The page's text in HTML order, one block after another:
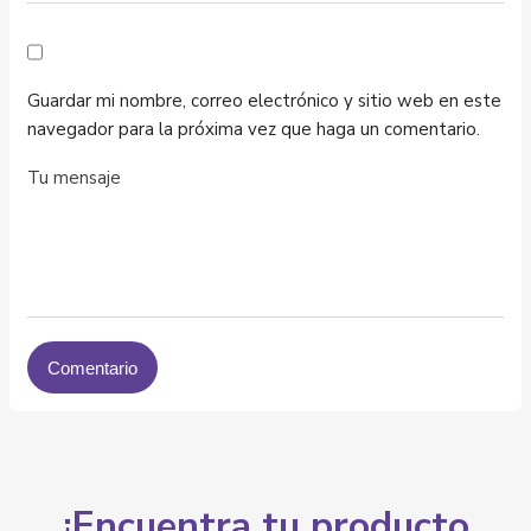
Guardar mi nombre, correo electrónico y sitio web en este
navegador para la próxima vez que haga un comentario.